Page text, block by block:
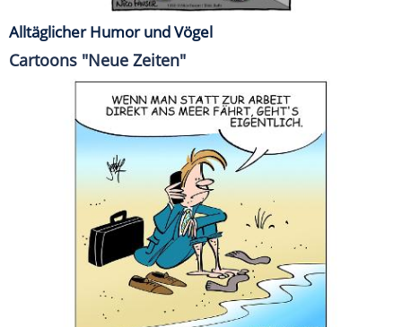
Alltäglicher Humor und Vögel
Cartoons "Neue Zeiten"